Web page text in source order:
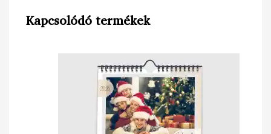
Kapcsolódó termékek